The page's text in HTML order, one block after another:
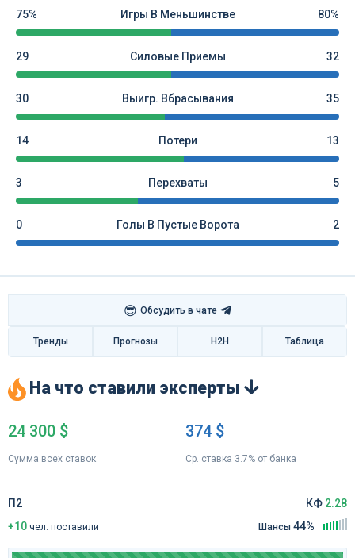
75% Игры В Меньшинстве 80%
29 Силовые Приемы 32
30 Выигр. Вбрасывания 35
14 Потери 13
3 Перехваты 5
0 Голы В Пустые Ворота 2
😎 Обсудить в чате
Тренды Прогнозы H2H Таблица
На что ставили эксперты
24 300 $
Сумма всех ставок
374 $
Ср. ставка 3.7% от банка
П2
+10 чел. поставили
КФ 2.28
Шансы 44%